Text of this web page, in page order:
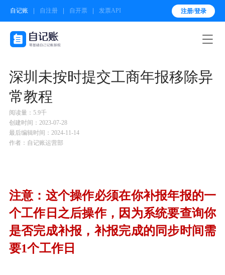
自记账 自注册 自开票 发票API 注册/登录

深圳未按时提交工商年报移除异
常教程
阅读量：5.9千
创建时间：2023-07-28
最后编辑时间：2024-11-14
作者：自记账运营部
注意：这个操作必须在你补报年报的一
个工作日之后操作，因为系统要查询你
是否完成补报，补报完成的同步时间需
要1个工作日